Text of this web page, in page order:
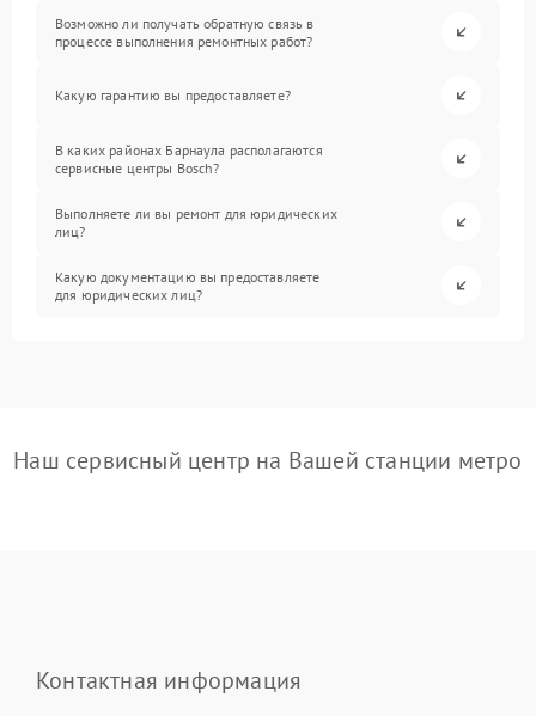
Возможно ли получать обратную связь в
процессе выполнения ремонтных работ?
Какую гарантию вы предоставляете?
В каких районах Барнаула располагаются
сервисные центры Bosch?
Выполняете ли вы ремонт для юридических
лиц?
Какую документацию вы предоставляете
для юридических лиц?
Наш сервисный центр на Вашей станции метро
Контактная информация